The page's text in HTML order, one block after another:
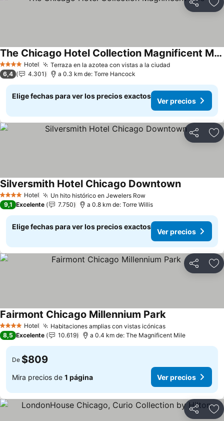
Compartir
4 EstrellasHotel Terraza en la azotea con vistas a la ciudadVer precios
The Chicago Hotel Collection Magnificent Mile
Ver precios
6,4 4.301 a 0.3 km de: Torre Hancock
Elige fechas para ver los precios exactos
Ver precios
Compartir
4 EstrellasHotel Un hito histórico en Jewelers RowVer precios
Silversmith Hotel Chicago DowntownVer precios
9,1 Excelente 7.750 a 0.8 km de: Torre Willis
Elige fechas para ver los precios exactos
Ver precios
Compartir
4 EstrellasHotel Habitaciones amplias con vistas icónicasVer precios
Fairmont Chicago Millennium ParkVer precios
8,5 Excelente 10.619 a 0.4 km de: The Magnificent Mile
De $809
Mira precios de 1 página Ver precios
Compartir